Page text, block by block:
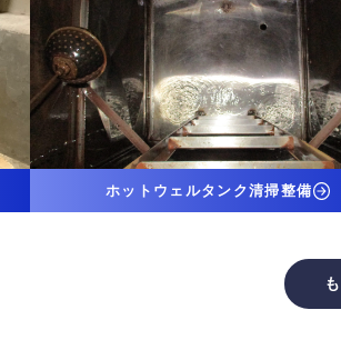
ホットウェルタンク清掃整備